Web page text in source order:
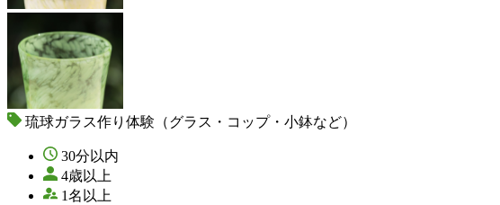
琉球ガラス作り体験（グラス・コップ・小鉢など）
30分以内
4歳以上
1名以上